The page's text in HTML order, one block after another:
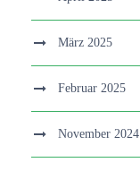
März 2025
Februar 2025
November 2024